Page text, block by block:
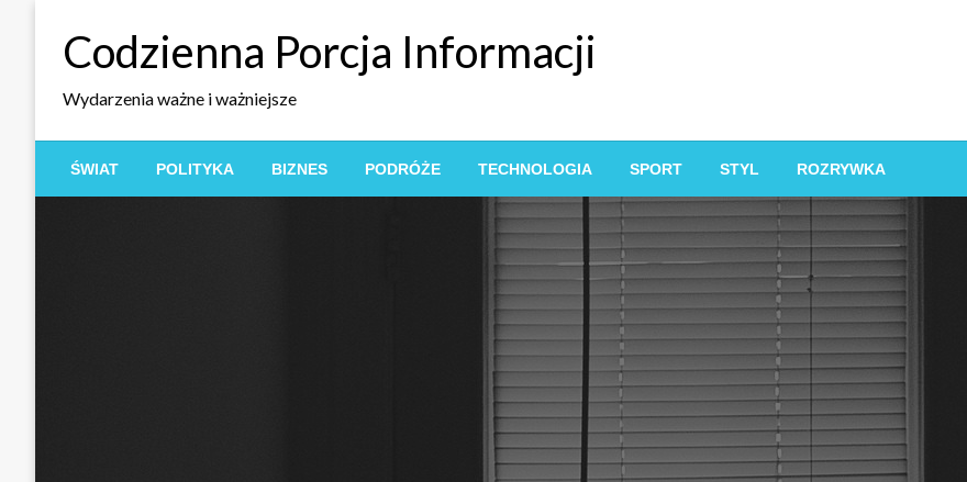
Codzienna Porcja Informacji
Wydarzenia ważne i ważniejsze
ŚWIAT POLITYKA BIZNES PODRÓŻE TECHNOLOGIA SPORT STYL ROZRYWKA